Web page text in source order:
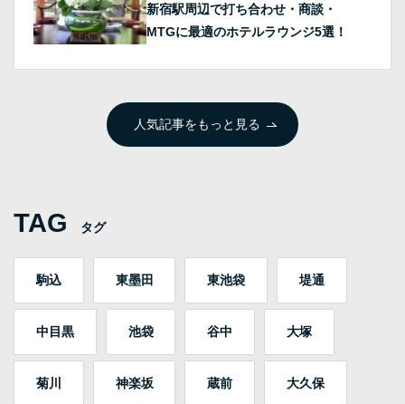
新宿駅周辺で打ち合わせ・商談・
MTGに最適のホテルラウンジ5選！
人気記事をもっと見る
TAG タグ
駒込 東墨田 東池袋 堤通
中目黒 池袋 谷中 大塚
菊川 神楽坂 蔵前 大久保